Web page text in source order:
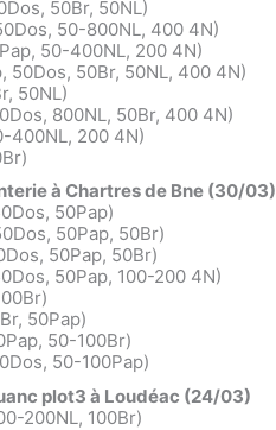
50Br, 50NL)
50-800NL, 400 4N)
50-400NL, 200 4N)
50Dos, 50Br, 50NL, 400 4N)
50NL)
800NL, 50Br, 400 4N)
400NL, 200 4N)
à Chartres de Bne (30/03)
50Pap)
50Pap, 50Br)
50Pap, 50Br)
50Pap, 100-200 4N)
50Pap)
50-100Br)
50-100Pap)
plot3 à Loudéac (24/03)
200NL, 100Br)